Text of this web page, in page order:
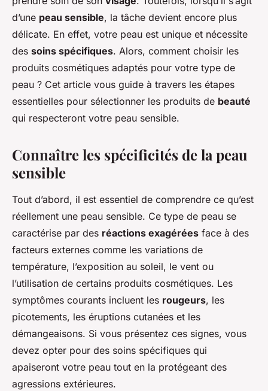
geoffroi•6 novembre 2023 •5 min de lecture
d’une peau sensible, la tâche devient encore plus
délicate. En effet, votre peau est unique et nécessite
des soins spécifiques. Alors, comment choisir les
produits cosmétiques adaptés pour votre type de
peau ? Cet article vous guide à travers les étapes
essentielles pour sélectionner les produits de beauté
qui respecteront votre peau sensible.
Connaître les spécificités de la peau
sensible
Tout d’abord, il est essentiel de comprendre ce qu’est
réellement une peau sensible. Ce type de peau se
caractérise par des réactions exagérées face à des
facteurs externes comme les variations de
température, l’exposition au soleil, le vent ou
l’utilisation de certains produits cosmétiques. Les
symptômes courants incluent les rougeurs, les
picotements, les éruptions cutanées et les
démangeaisons. Si vous présentez ces signes, vous
devez opter pour des soins spécifiques qui
apaiseront votre peau tout en la protégeant des
agressions extérieures.